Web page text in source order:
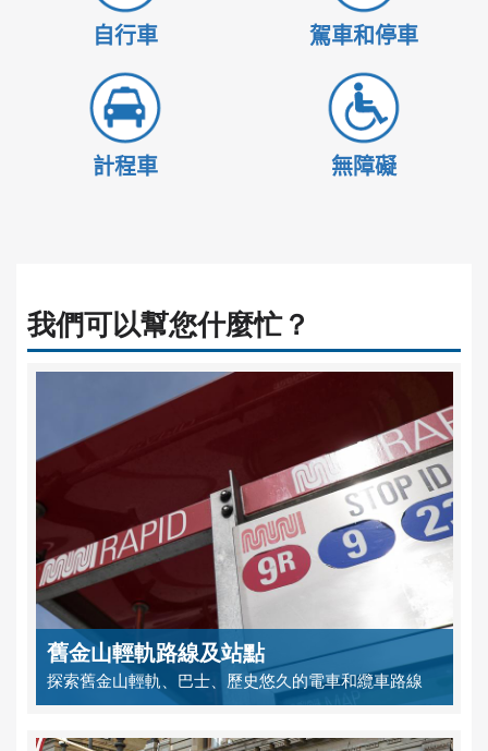
自行車 駕車和停車
計程車 無障礙
我們可以幫您什麼忙？
舊金山輕軌路線及站點
探索舊金山輕軌、巴士、歷史悠久的電車和纜車路線